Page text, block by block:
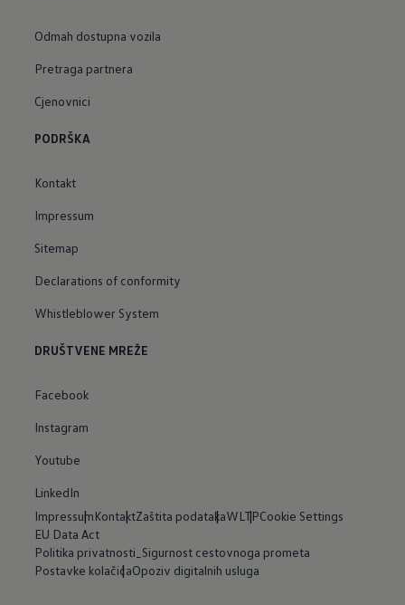
Odmah dostupna vozila
Pretraga partnera
Cjenovnici
PODRŠKA
Kontakt
Impressum
Sitemap
Declarations of conformity
Whistleblower System
DRUŠTVENE MREŽE
Facebook
Instagram
Youtube
LinkedIn
ImpressumKontaktZaštita podatakaWLTPCookie Settings
EU Data Act
Politika privatnosti_Sigurnost cestovnoga prometa
Postavke kolačićaOpoziv digitalnih usluga